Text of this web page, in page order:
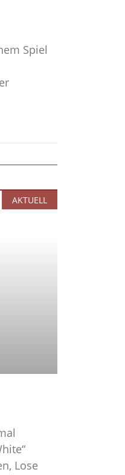
Spiel
AKTUELL
Lose